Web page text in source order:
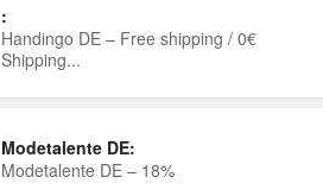
:
Handingo DE – Free shipping / 0€
Shipping...
Modetalente DE:
Modetalente DE – 18%